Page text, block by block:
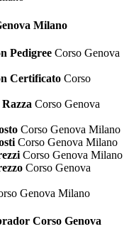
Milano
Pedigree Corso Genova
Certificato Corso
Corso Genova
Corso Genova Milano
Corso Genova Milano
Corso Genova Milano
Corso Genova
Genova Milano
Corso Genova